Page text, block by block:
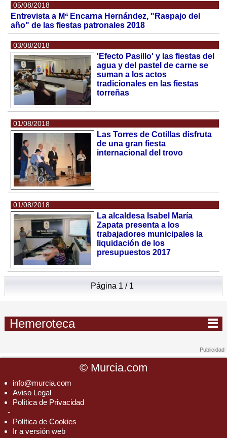
05/08/2018
Entrevista a Mª Encarna Hernández, "Raspajo del
año" de las fiestas patronales 2018
03/08/2018
'Efecto Pasillo' y las fiestas del
agua y del pastel de carne se
suman a los actos
tradicionales en las fiestas
torreñas
01/08/2018
Las Torres de Cotillas disfruta
de una gran fiesta
internacional del trovo
01/08/2018
La alcaldesa Isabel María
Zapata presenta a los
trabajadores municipales la
liquidación de los
presupuestos 2017
Página 1 / 1
Hemeroteca
© Murcia.com
info@murcia.com
Aviso Legal
Política de Privacidad
-
Política de Cookies
Ir a versión web